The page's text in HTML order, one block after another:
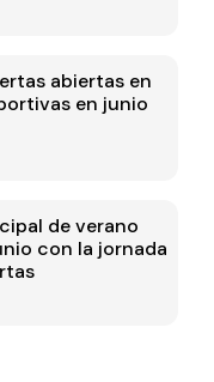
abiertas en
en junio
de verano
con la jornada